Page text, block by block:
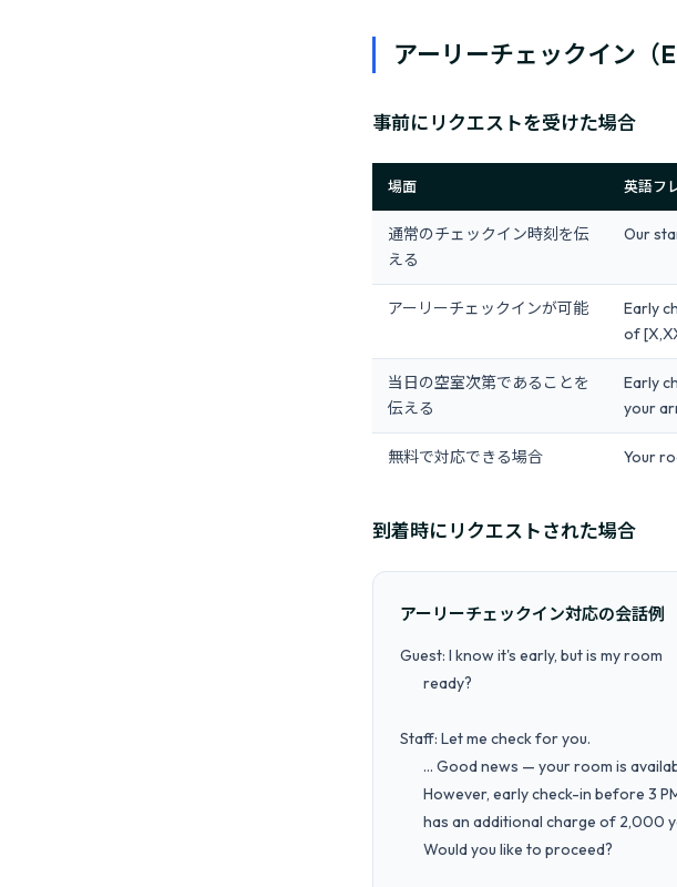
アーリーチェックイン（
事前にリクエストを受けた場合
場面 英語フ
通常のチェックイン時刻を伝
える
Our
アーリーチェックインが可能
Early
of
当日の空室次第であることを
伝える
Early
your
無料で対応できる場合 Your
到着時にリクエストされた場合
アーリーチェックイン対応の会話例
Guest: I know it's early, but is my room
Staff: Let me check for you.